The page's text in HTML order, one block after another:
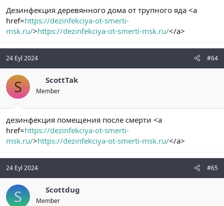
Дезинфекция деревянного дома от трупного яда <a
href=https://dezinfekciya-ot-smerti-
msk.ru/>https://dezinfekciya-ot-smerti-msk.ru/</a>
24 Eyl 2024 #64
S ScottTak
Member
дезинфекция помещения после смерти <a
href=https://dezinfekciya-ot-smerti-
msk.ru/>https://dezinfekciya-ot-smerti-msk.ru/</a>
24 Eyl 2024 #65
S Scottdug
Member